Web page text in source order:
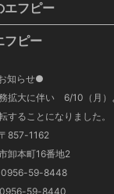
エフピー
フピー
知らせ●
拡大に伴い 6/10（月）
することになりました。
1162
卸本町16番地2
0956-59-8448
0956-59-8440